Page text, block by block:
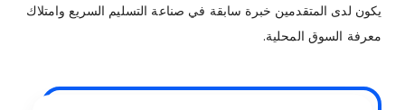
يكون لدى المتقدمين خبرة سابقة في صناعة التسليم السريع وامتلاك
معرفة السوق المحلية.